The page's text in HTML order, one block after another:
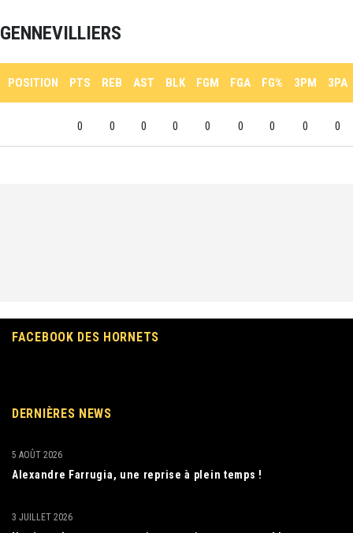
GENNEVILLIERS
POSITION PTS REB AST BLK FGM FGA FG% 3PM 3PA
0 0 0 0 0 0 0 0 0
FACEBOOK DES HORNETS
DERNIÈRES NEWS
Alexandre Farrugia, une reprise à plein temps !
5 AOÛT 2026
3 JUILLET 2026